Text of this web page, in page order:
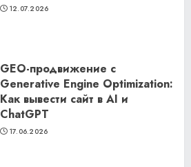
12.07.2026
GEO-продвижение с
Generative Engine Optimization:
Как вывести сайт в AI и
ChatGPT
17.06.2026